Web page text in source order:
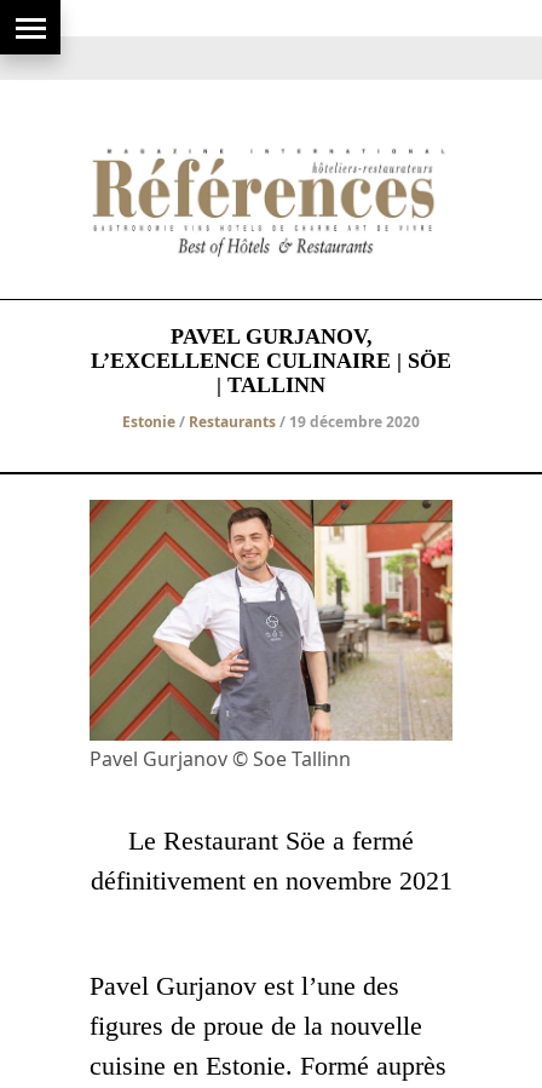
PAVEL GURJANOV,
L’EXCELLENCE CULINAIRE | SÖE
| TALLINN
Estonie/ Restaurants/ 19 décembre 2020
Pavel Gurjanov © Soe Tallinn
Le Restaurant Söe a fermé
définitivement en novembre 2021
Pavel Gurjanov est l’une des
figures de proue de la nouvelle
cuisine en Estonie. Formé auprès